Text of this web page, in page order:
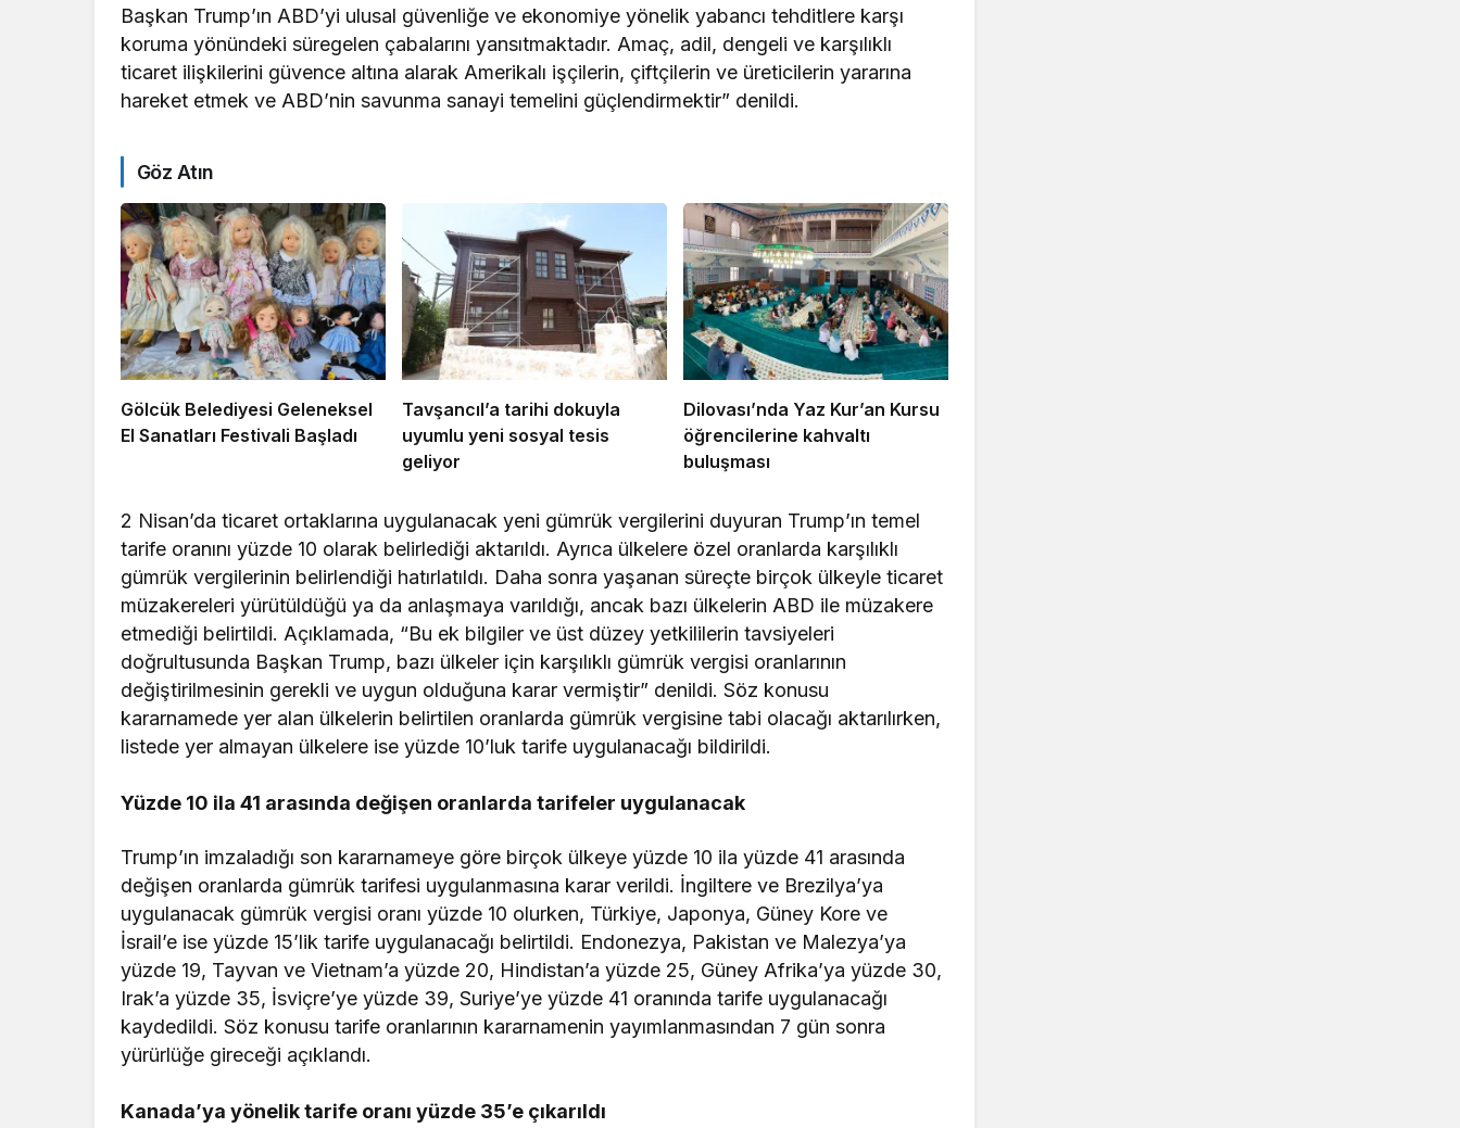
Başkan Trump’ın ABD’yi ulusal güvenliğe ve ekonomiye yönelik yabancı tehditlere karşı
koruma yönündeki süregelen çabalarını yansıtmaktadır. Amaç, adil, dengeli ve karşılıklı
ticaret ilişkilerini güvence altına alarak Amerikalı işçilerin, çiftçilerin ve üreticilerin yararına
hareket etmek ve ABD’nin savunma sanayi temelini güçlendirmektir” denildi.
Göz Atın
Gölcük Belediyesi Geleneksel
El Sanatları Festivali Başladı
Tavşancıl’a tarihi dokuyla
uyumlu yeni sosyal tesis
geliyor
Dilovası’nda Yaz Kur’an Kursu
öğrencilerine kahvaltı
buluşması
2 Nisan’da ticaret ortaklarına uygulanacak yeni gümrük vergilerini duyuran Trump’ın temel
tarife oranını yüzde 10 olarak belirlediği aktarıldı. Ayrıca ülkelere özel oranlarda karşılıklı
gümrük vergilerinin belirlendiği hatırlatıldı. Daha sonra yaşanan süreçte birçok ülkeyle ticaret
müzakereleri yürütüldüğü ya da anlaşmaya varıldığı, ancak bazı ülkelerin ABD ile müzakere
etmediği belirtildi. Açıklamada, “Bu ek bilgiler ve üst düzey yetkililerin tavsiyeleri
doğrultusunda Başkan Trump, bazı ülkeler için karşılıklı gümrük vergisi oranlarının
değiştirilmesinin gerekli ve uygun olduğuna karar vermiştir” denildi. Söz konusu
kararnamede yer alan ülkelerin belirtilen oranlarda gümrük vergisine tabi olacağı aktarılırken,
listede yer almayan ülkelere ise yüzde 10’luk tarife uygulanacağı bildirildi.
Yüzde 10 ila 41 arasında değişen oranlarda tarifeler uygulanacak
Trump’ın imzaladığı son kararnameye göre birçok ülkeye yüzde 10 ila yüzde 41 arasında
değişen oranlarda gümrük tarifesi uygulanmasına karar verildi. İngiltere ve Brezilya’ya
uygulanacak gümrük vergisi oranı yüzde 10 olurken, Türkiye, Japonya, Güney Kore ve
İsrail’e ise yüzde 15’lik tarife uygulanacağı belirtildi. Endonezya, Pakistan ve Malezya’ya
yüzde 19, Tayvan ve Vietnam’a yüzde 20, Hindistan’a yüzde 25, Güney Afrika’ya yüzde 30,
Irak’a yüzde 35, İsviçre’ye yüzde 39, Suriye’ye yüzde 41 oranında tarife uygulanacağı
kaydedildi. Söz konusu tarife oranlarının kararnamenin yayımlanmasından 7 gün sonra
yürürlüğe gireceği açıklandı.
Kanada’ya yönelik tarife oranı yüzde 35’e çıkarıldı